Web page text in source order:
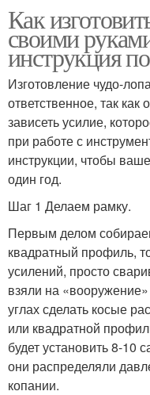
Как
своими
инструкция
Изготовление чудо-
ответственное, так как
зависеть усилие,
при работе с
инструкции, чтобы
один год.
Шаг 1 Делаем рамку.
Первым делом
квадратный профиль,
усилений, просто
взяли на «вооружение»
углах сделать косые
или квадратной
будет установить 8-10
они распределяли
копании.